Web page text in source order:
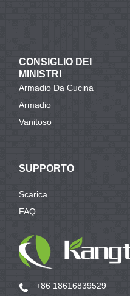
CONSIGLIO DEI
MINISTRI
Armadio Da Cucina
Armadio
Vanitoso
SUPPORTO
Scarica
FAQ
+86 18616839529